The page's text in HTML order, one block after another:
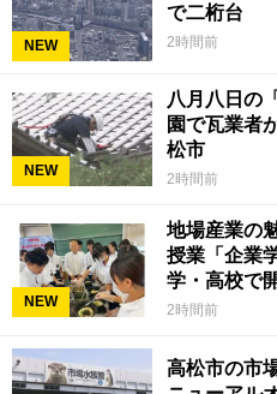
NEW
で二桁台
2時間前
NEW
八月八日の
園で瓦業者
松市
2時間前
NEW
地場産業の
授業「企業
学・高校で
2時間前
高松市の市